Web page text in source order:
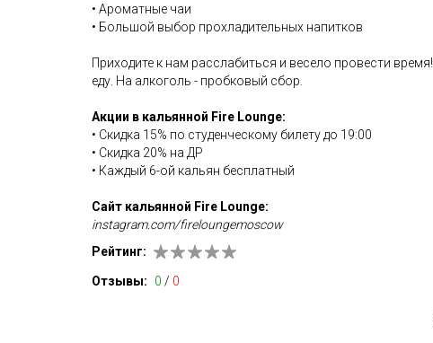
• Ароматные чаи
• Большой выбор прохладительных напитков
Приходите к нам расслабиться и весело провести
еду. На алкоголь - пробковый сбор.
Акции в кальянной Fire Lounge:
• Скидка 15% по студенческому билету до 19:00
• Cкидка 20% на ДР
• Каждый 6-ой кальян бесплатный
Сайт кальянной Fire Lounge:
instagram.com/fireloungemoscow
Рейтинг:
Отзывы: 0 / 0